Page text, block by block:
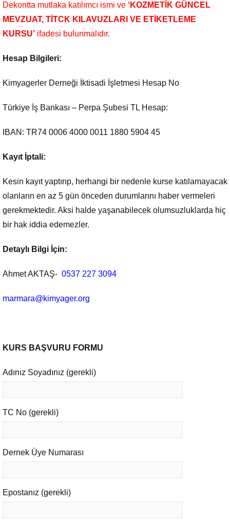
Dekontta mutlaka katılımcı ismi ve ‘KOZMETİK GÜNCEL
MEVZUAT, TİTCK KILAVUZLARI VE ETİKETLEME
KURSU’ ifadesi bulunmalıdır.
Hesap Bilgileri:
Kimyagerler Derneği İktisadi İşletmesi Hesap No
Türkiye İş Bankası – Perpa Şubesi TL Hesap:
IBAN: TR74 0006 4000 0011 1880 5904 45
Kayıt İptali:
Kesin kayıt yaptırıp, herhangi bir nedenle kurse katılamayacak
olanların en az 5 gün önceden durumlarını haber vermeleri
gerekmektedir. Aksi halde yaşanabilecek olumsuzluklarda hiç
bir hak iddia edemezler.
Detaylı Bilgi İçin:
Ahmet AKTAŞ- 0537 227 3094
marmara@kimyager.org
KURS BAŞVURU FORMU
Adınız Soyadınız (gerekli)
TC No (gerekli)
Dernek Üye Numarası
Epostanız (gerekli)